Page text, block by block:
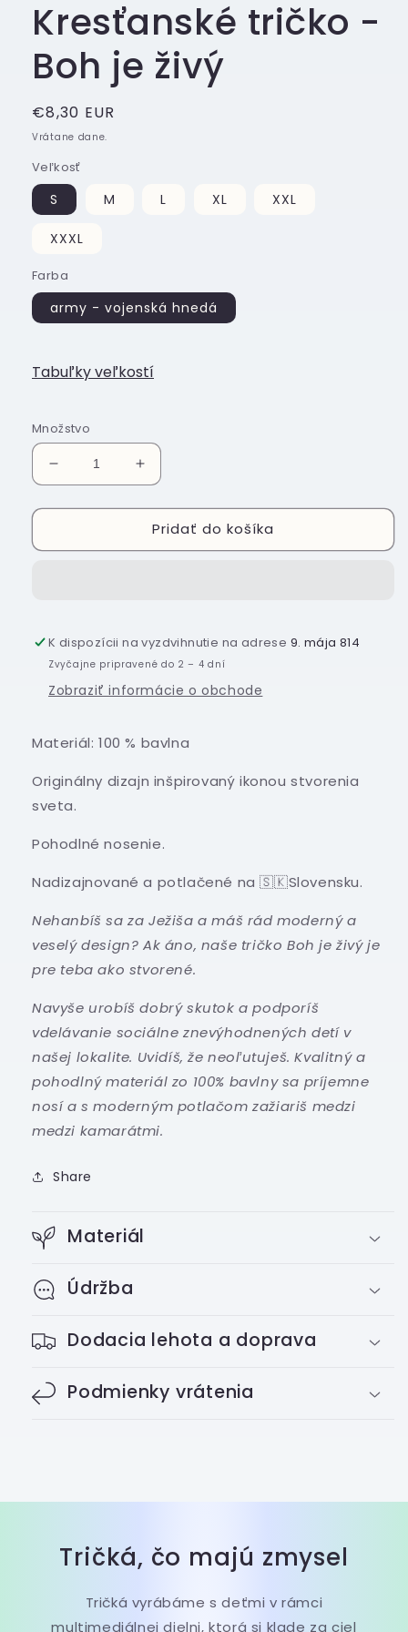
Kresťanské tričko -
Boh je živý
Normálna
cena
€8,30 EUR
Vrátane dane.
Veľkosť
S M L XL XXL
XXXL
Farba
army - vojenská hnedá
Tabuľky veľkostí
Množstvo
množstvo
pre
tričko
Zvýšiť
množstvo
pre
Kresťanské
tričko
Pridať do košíka
K dispozícii na vyzdvihnutie na adrese 9. mája 814
Zvyčajne pripravené do 2 – 4 dní
Zobraziť informácie o obchode
Materiál: 100 % bavlna
Originálny dizajn inšpirovaný ikonou stvorenia
sveta.
Pohodlné nosenie.
Nadizajnované a potlačené na 🇸🇰Slovensku.
Nehanbíš sa za Ježiša a máš rád moderný a
veselý design? Ak áno, naše tričko Boh je živý je
pre teba ako stvorené.
Navyše urobíš dobrý skutok a podporíš
vdelávanie sociálne znevýhodnených detí v
našej lokalite. Uvidíš, že neoľutuješ. Kvalitný a
pohodlný materiál zo 100% bavlny sa príjemne
nosí a s moderným potlačom zažiariš medzi
medzi kamarátmi.
Share
Materiál
Údržba
Dodacia lehota a doprava
Podmienky vrátenia
Tričká, čo majú zmysel
Tričká vyrábáme s deťmi v rámci
multimediálnej dielni, ktorá si klade za ciel